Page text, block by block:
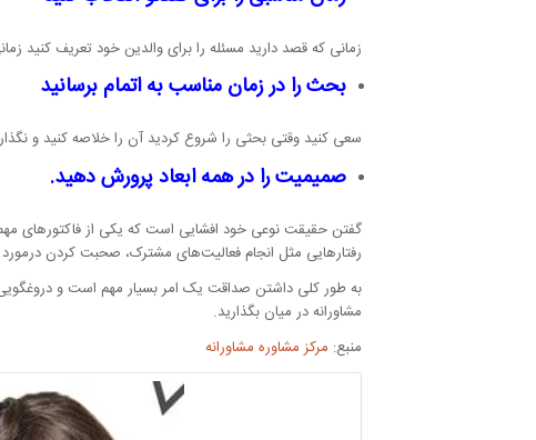
زمانی که قصد دارید مسئله را برای والدین خود تعریف کنید
بحث را در زمان مناسب به اتمام برسانید
سعی کنید وقتی بحثی را شروع کردید آن را خلاصه کنید و
صمیمیت را در همه ابعاد پرورش دهید.
گفتن حقیقت نوعی خود افشایی است که یکی از فاکتورهای
رفتارهایی مثل انجام فعالیت‌های مشترک، صحبت کردن
به طور کلی داشتن صداقت یک امر بسیار مهم است و دروغگویی
مشاورانه در میان بگذارید.
منبع: مرکز مشاوره مشاورانه